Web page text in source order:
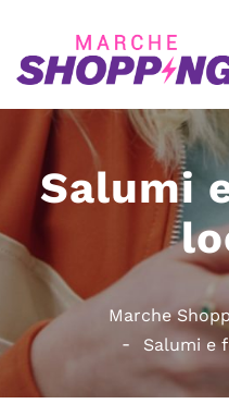
Salumi
Marche
Salumi e